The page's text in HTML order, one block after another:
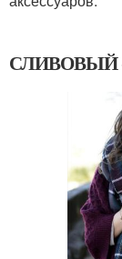
СЛИВОВЫЙ